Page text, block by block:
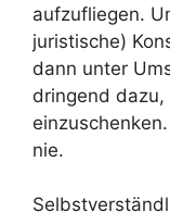
aufzufliegen.
juristische)
dann unter
dringend
nie.